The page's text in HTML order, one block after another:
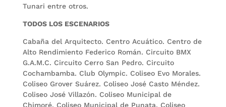
Tunari entre otros.
TODOS LOS ESCENARIOS
Cabaña del Arquitecto. Centro Acuático. Centro de
Alto Rendimiento Federico Román. Circuito BMX
G.A.M.C. Circuito Cerro San Pedro. Circuito
Cochambamba. Club Olympic. Coliseo Evo Morales.
Coliseo Grover Suárez. Coliseo José Casto Méndez.
Coliseo José Villazón. Coliseo Municipal de
Chimoré. Coliseo Municipal de Punata. Coliseo